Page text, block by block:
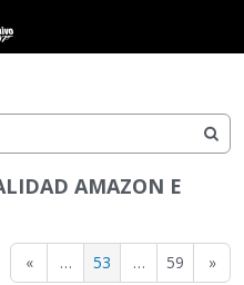
AMAZON E
« … 53 … 59 »